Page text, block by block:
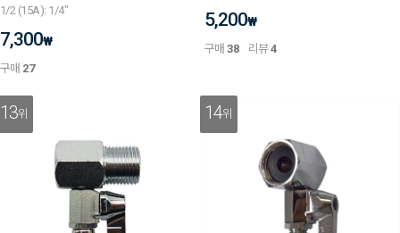
1/2 (15A): 1/4"
7,300₩
구매 27
5,200₩
구매38 리뷰4
13위 14위